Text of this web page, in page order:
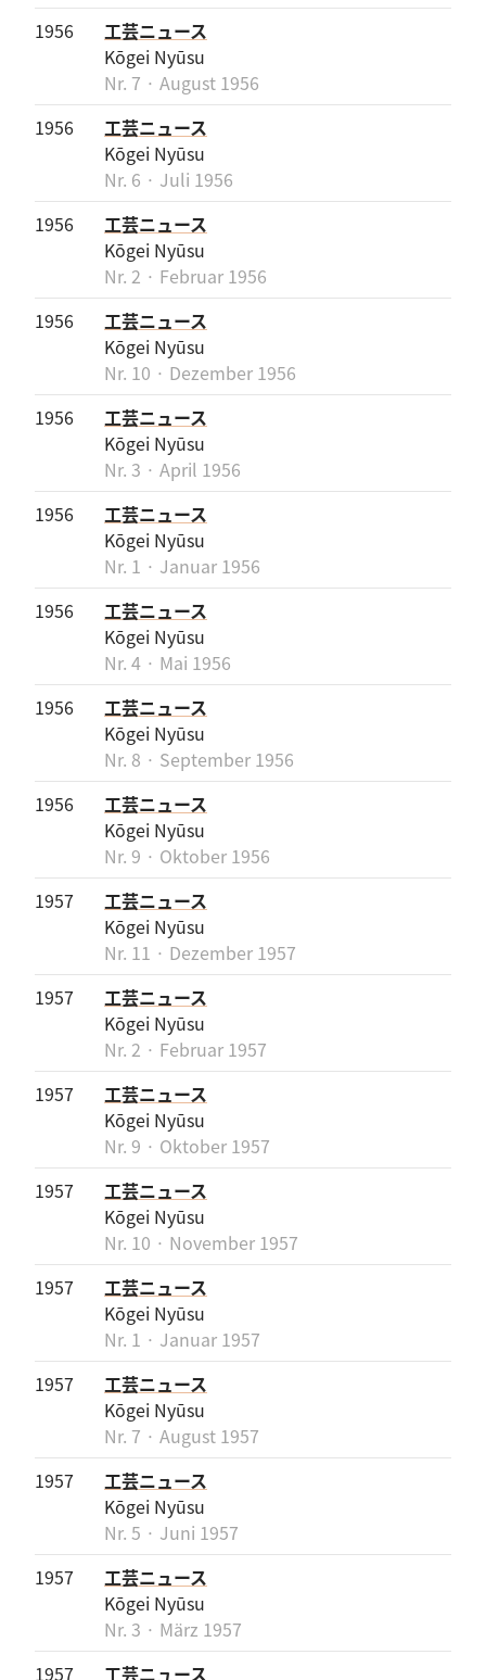
1956
工芸ニュース
Kōgei Nyūsu
Nr. 7 · August 1956
1956
工芸ニュース
Kōgei Nyūsu
Nr. 6 · Juli 1956
1956
工芸ニュース
Kōgei Nyūsu
Nr. 2 · Februar 1956
1956
工芸ニュース
Kōgei Nyūsu
Nr. 10 · Dezember 1956
1956
工芸ニュース
Kōgei Nyūsu
Nr. 3 · April 1956
1956
工芸ニュース
Kōgei Nyūsu
Nr. 1 · Januar 1956
1956
工芸ニュース
Kōgei Nyūsu
Nr. 4 · Mai 1956
1956
工芸ニュース
Kōgei Nyūsu
Nr. 8 · September 1956
1956
工芸ニュース
Kōgei Nyūsu
Nr. 9 · Oktober 1956
1957
工芸ニュース
Kōgei Nyūsu
Nr. 11 · Dezember 1957
1957
工芸ニュース
Kōgei Nyūsu
Nr. 2 · Februar 1957
1957
工芸ニュース
Kōgei Nyūsu
Nr. 9 · Oktober 1957
1957
工芸ニュース
Kōgei Nyūsu
Nr. 10 · November 1957
1957
工芸ニュース
Kōgei Nyūsu
Nr. 1 · Januar 1957
1957
工芸ニュース
Kōgei Nyūsu
Nr. 7 · August 1957
1957
工芸ニュース
Kōgei Nyūsu
Nr. 5 · Juni 1957
1957
工芸ニュース
Kōgei Nyūsu
Nr. 3 · März 1957
1957
工芸ニュース